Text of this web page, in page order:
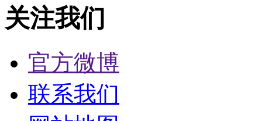
关注我们
官方微博
联系我们